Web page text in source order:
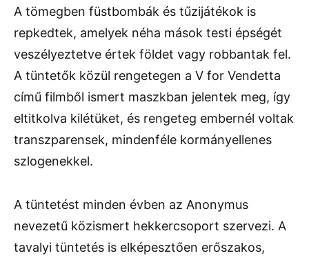
A tömegben füstbombák és tűzijátékok is
repkedtek, amelyek néha mások testi épségét
veszélyeztetve értek földet vagy robbantak fel.
A tüntetők közül rengetegen a V for Vendetta
című filmből ismert maszkban jelentek meg, így
eltitkolva kilétüket, és rengeteg embernél voltak
transzparensek, mindenféle kormányellenes
szlogenekkel.
A tüntetést minden évben az Anonymus
nevezetű közismert hekkercsoport szervezi. A
tavalyi tüntetés is elképesztően erőszakos,